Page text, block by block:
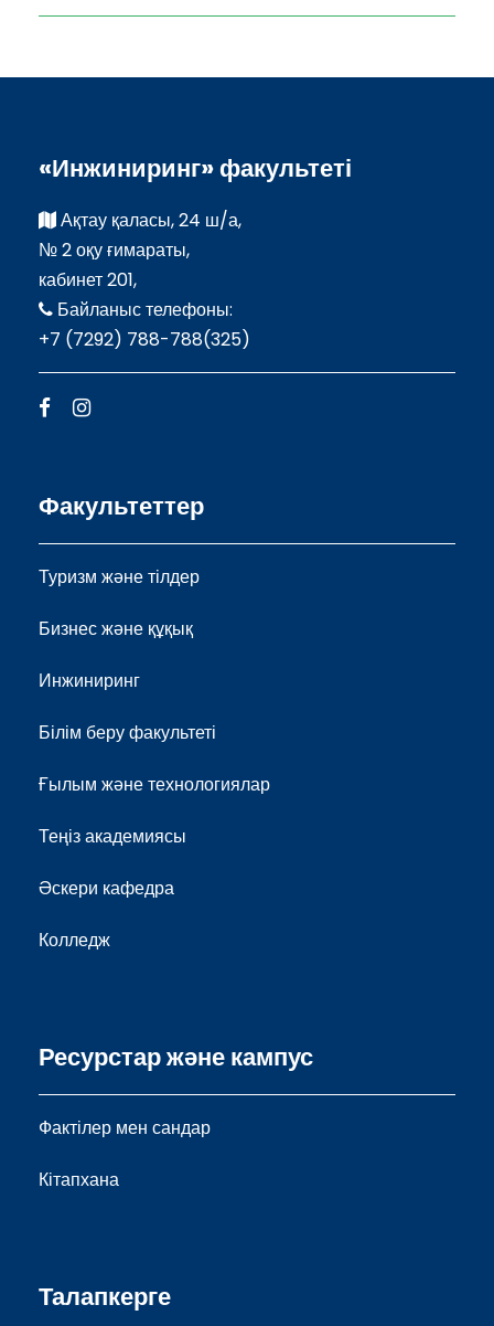
«Инжиниринг» факультеті
Ақтау қаласы, 24 ш/а,
№ 2 оқу ғимараты,
кабинет 201,
Байланыс телефоны:
+7 (7292) 788-788(325)
Факультеттер
Туризм және тілдер
Бизнес және құқық
Инжиниринг
Білім беру факультеті
Ғылым және технологиялар
Теңіз академиясы
Әскери кафедра
Колледж
Ресурстар және кампус
Фактілер мен сандар
Кітапхана
Талапкерге